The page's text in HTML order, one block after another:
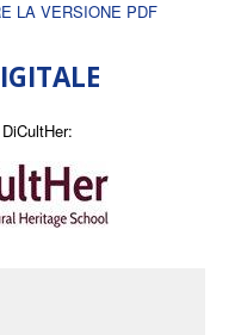
LA VERSIONE PDF